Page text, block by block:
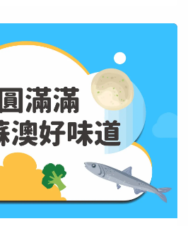
渣蚊香、環保酵素、綠拿鐵等活
力的結合。透過實際參訪與外部
地文化與永續食物的認識，提升
意識，實現「吃當季、...